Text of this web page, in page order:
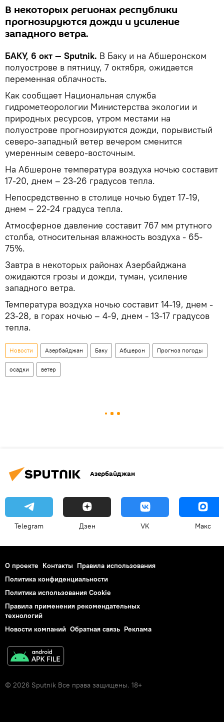
В некоторых регионах республики
прогнозируются дожди и усиление
западного ветра.
БАКУ, 6 окт — Sputnik. В Баку и на Абшеронском
полуострове в пятницу, 7 октября, ожидается
переменная облачность.
Как сообщает Национальная служба
гидрометеорологии Министерства экологии и
природных ресурсов, утром местами на
полуострове прогнозируются дожди, порывистый
северо-западный ветер вечером сменится
умеренным северо-восточным.
На Абшероне температура воздуха ночью составит
17-20, днем – 23-26 градусов тепла.
Непосредственно в столице ночью будет 17-19,
днем – 22-24 градуса тепла.
Атмосферное давление составит 767 мм ртутного
столба, относительная влажность воздуха - 65-
75%.
Завтра в некоторых районах Азербайджана
ожидаются грозы и дожди, туман, усиление
западного ветра.
Температура воздуха ночью составит 14-19, днем -
23-28, в горах ночью – 4-9, днем - 13-17 градусов
тепла.
Новости Азербайджан Баку Абшерон Прогноз погоды
осадки ветер
Азербайджан
Telegram Дзен VK Макс
О проекте Контакты Правила использования
Политика конфиденциальности
Политика использования Cookie
Правила применения рекомендательных
технологий
Новости компаний Обратная связь Реклама
© 2026 Sputnik Все права защищены. 18+